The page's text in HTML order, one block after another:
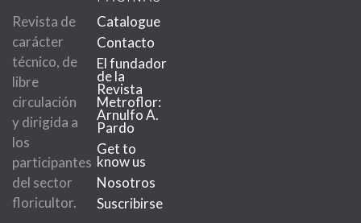
Revista de
carácter
técnico, de
libre
circulación
y dirigida a
los
participantes
del sector
floricultor.
Catalogue
Contacto
El fundador
de la
Revista
Metroflor:
Arnulfo A.
Pardo
Get to
know us
Nosotros
Suscribirse